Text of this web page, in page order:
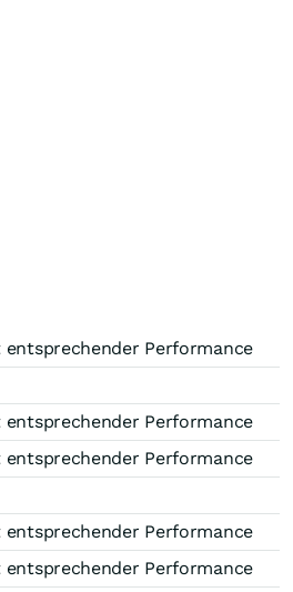
entsprechender Performance
entsprechender Performance
entsprechender Performance
entsprechender Performance
entsprechender Performance